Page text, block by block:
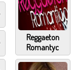
Reggaeton
Romantyc